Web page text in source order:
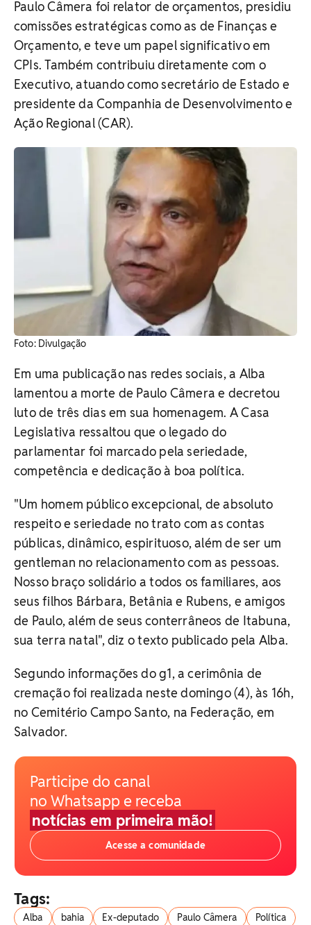
Paulo Câmera foi relator de orçamentos, presidiu
comissões estratégicas como as de Finanças e
Orçamento, e teve um papel significativo em
CPIs. Também contribuiu diretamente com o
Executivo, atuando como secretário de Estado e
presidente da Companhia de Desenvolvimento e
Ação Regional (CAR).
Foto: Divulgação
Em uma publicação nas redes sociais, a Alba
lamentou a morte de Paulo Câmera e decretou
luto de três dias em sua homenagem. A Casa
Legislativa ressaltou que o legado do
parlamentar foi marcado pela seriedade,
competência e dedicação à boa política.
"Um homem público excepcional, de absoluto
respeito e seriedade no trato com as contas
públicas, dinâmico, espirituoso, além de ser um
gentleman no relacionamento com as pessoas.
Nosso braço solidário a todos os familiares, aos
seus filhos Bárbara, Betânia e Rubens, e amigos
de Paulo, além de seus conterrâneos de Itabuna,
sua terra natal", diz o texto publicado pela Alba.
Segundo informações do g1, a cerimônia de
cremação foi realizada neste domingo (4), às 16h,
no Cemitério Campo Santo, na Federação, em
Salvador.
Participe do canal
no Whatsapp e receba
notícias em primeira mão!
Acesse a comunidade
Tags:
Alba bahia Ex-deputado Paulo Câmera Política